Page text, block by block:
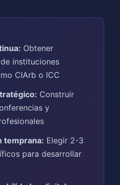
Obtener
instituciones
CIArb o ICC
Construir
y
temprana: Elegir 2-3
para desarrollar